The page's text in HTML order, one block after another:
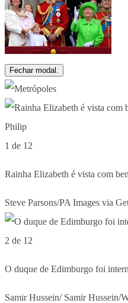
Fechar modal.
1 de 12
Rainha Elizabeth é vista com
Steve Parsons/PA Images via
2 de 12
O duque de Edimburgo foi
Samir Hussein/ Samir Hussein/